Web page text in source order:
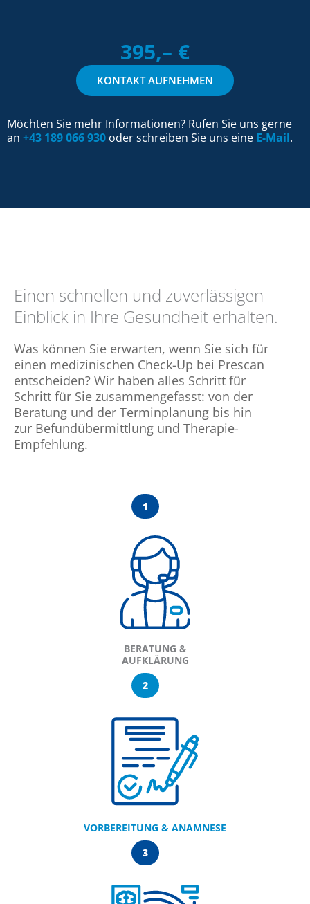
395,– €
KONTAKT AUFNEHMEN
Möchten Sie mehr Informationen? Rufen Sie uns gerne
an +43 189 066 930 oder schreiben Sie uns eine E-Mail.
Einen schnellen und zuverlässigen
Einblick in Ihre Gesundheit erhalten.
Was können Sie erwarten, wenn Sie sich für
einen medizinischen Check-Up bei Prescan
entscheiden? Wir haben alles Schritt für
Schritt für Sie zusammengefasst: von der
Beratung und der Terminplanung bis hin
zur Befundübermittlung und Therapie-
Empfehlung.
1
BERATUNG &
AUFKLÄRUNG
2
VORBEREITUNG & ANAMNESE
3